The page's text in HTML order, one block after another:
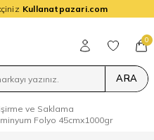
Kullanatpazari.com
ARA
0
ve Saklama
Folyo 45cmx1000gr